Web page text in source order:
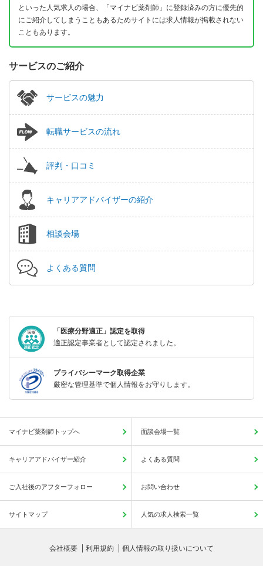
といった人気求人の場合、「マイナビ薬剤師」に登録済みの方に優先的
にご紹介してしまうこともあるためサイトには求人情報が掲載されない
こともあります。
サービスのご紹介
サービスの魅力
転職サービスの流れ
評判・口コミ
キャリアアドバイザーの紹介
相談会場
よくある質問
「医療分野適正」認定を取得
適正認定事業者として認定されました。
プライバシーマーク取得企業
厳密な管理基準で個人情報をお守りします。
マイナビ薬剤師トップへ 面談会場一覧
キャリアアドバイザー紹介 よくある質問
ご入社後のアフターフォロー お問い合わせ
サイトマップ 人気の求人検索一覧
会社概要 利用規約 個人情報の取り扱いについて